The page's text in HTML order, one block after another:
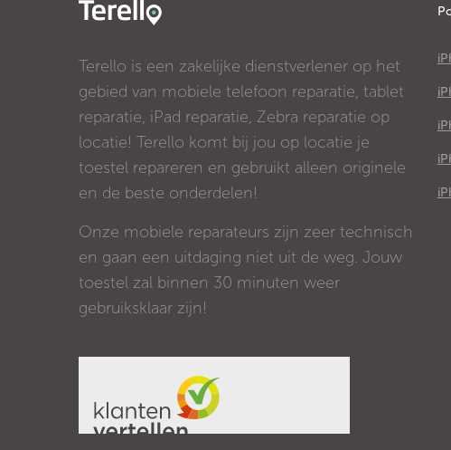
Terello is een zakelijke dienstverlener op het
gebied van mobiele telefoon reparatie, tablet
reparatie, iPad reparatie, Zebra reparatie op
locatie! Terello komt bij jou op locatie je
toestel repareren en gebruikt alleen originele
en de beste onderdelen!
Onze mobiele reparateurs zijn zeer technisch
en gaan een uitdaging niet uit de weg. Jouw
toestel zal binnen 30 minuten weer
gebruiksklaar zijn!